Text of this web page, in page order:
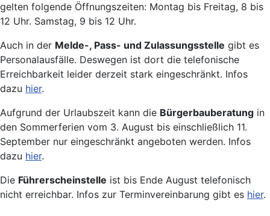
gelten folgende Öffnungszeiten: Montag bis Freitag, 8 bis
12 Uhr. Samstag, 9 bis 12 Uhr.
Auch in der Melde-, Pass- und Zulassungsstelle gibt es
Personalausfälle. Deswegen ist dort die telefonische
Erreichbarkeit leider derzeit stark eingeschränkt. Infos
dazu hier.
Aufgrund der Urlaubszeit kann die Bürgerbauberatung in
den Sommerferien vom 3. August bis einschließlich 11.
September nur eingeschränkt angeboten werden. Infos
dazu hier.
Die Führerscheinstelle ist bis Ende August telefonisch
nicht erreichbar. Infos zur Terminvereinbarung gibt es hier.